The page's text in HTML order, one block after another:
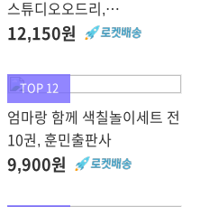
스튜디오오드리,
9791191043150, 손힘찬
12,150원
TOP 12
엄마랑 함께 색칠놀이세트 전
10권, 훈민출판사
9,900원